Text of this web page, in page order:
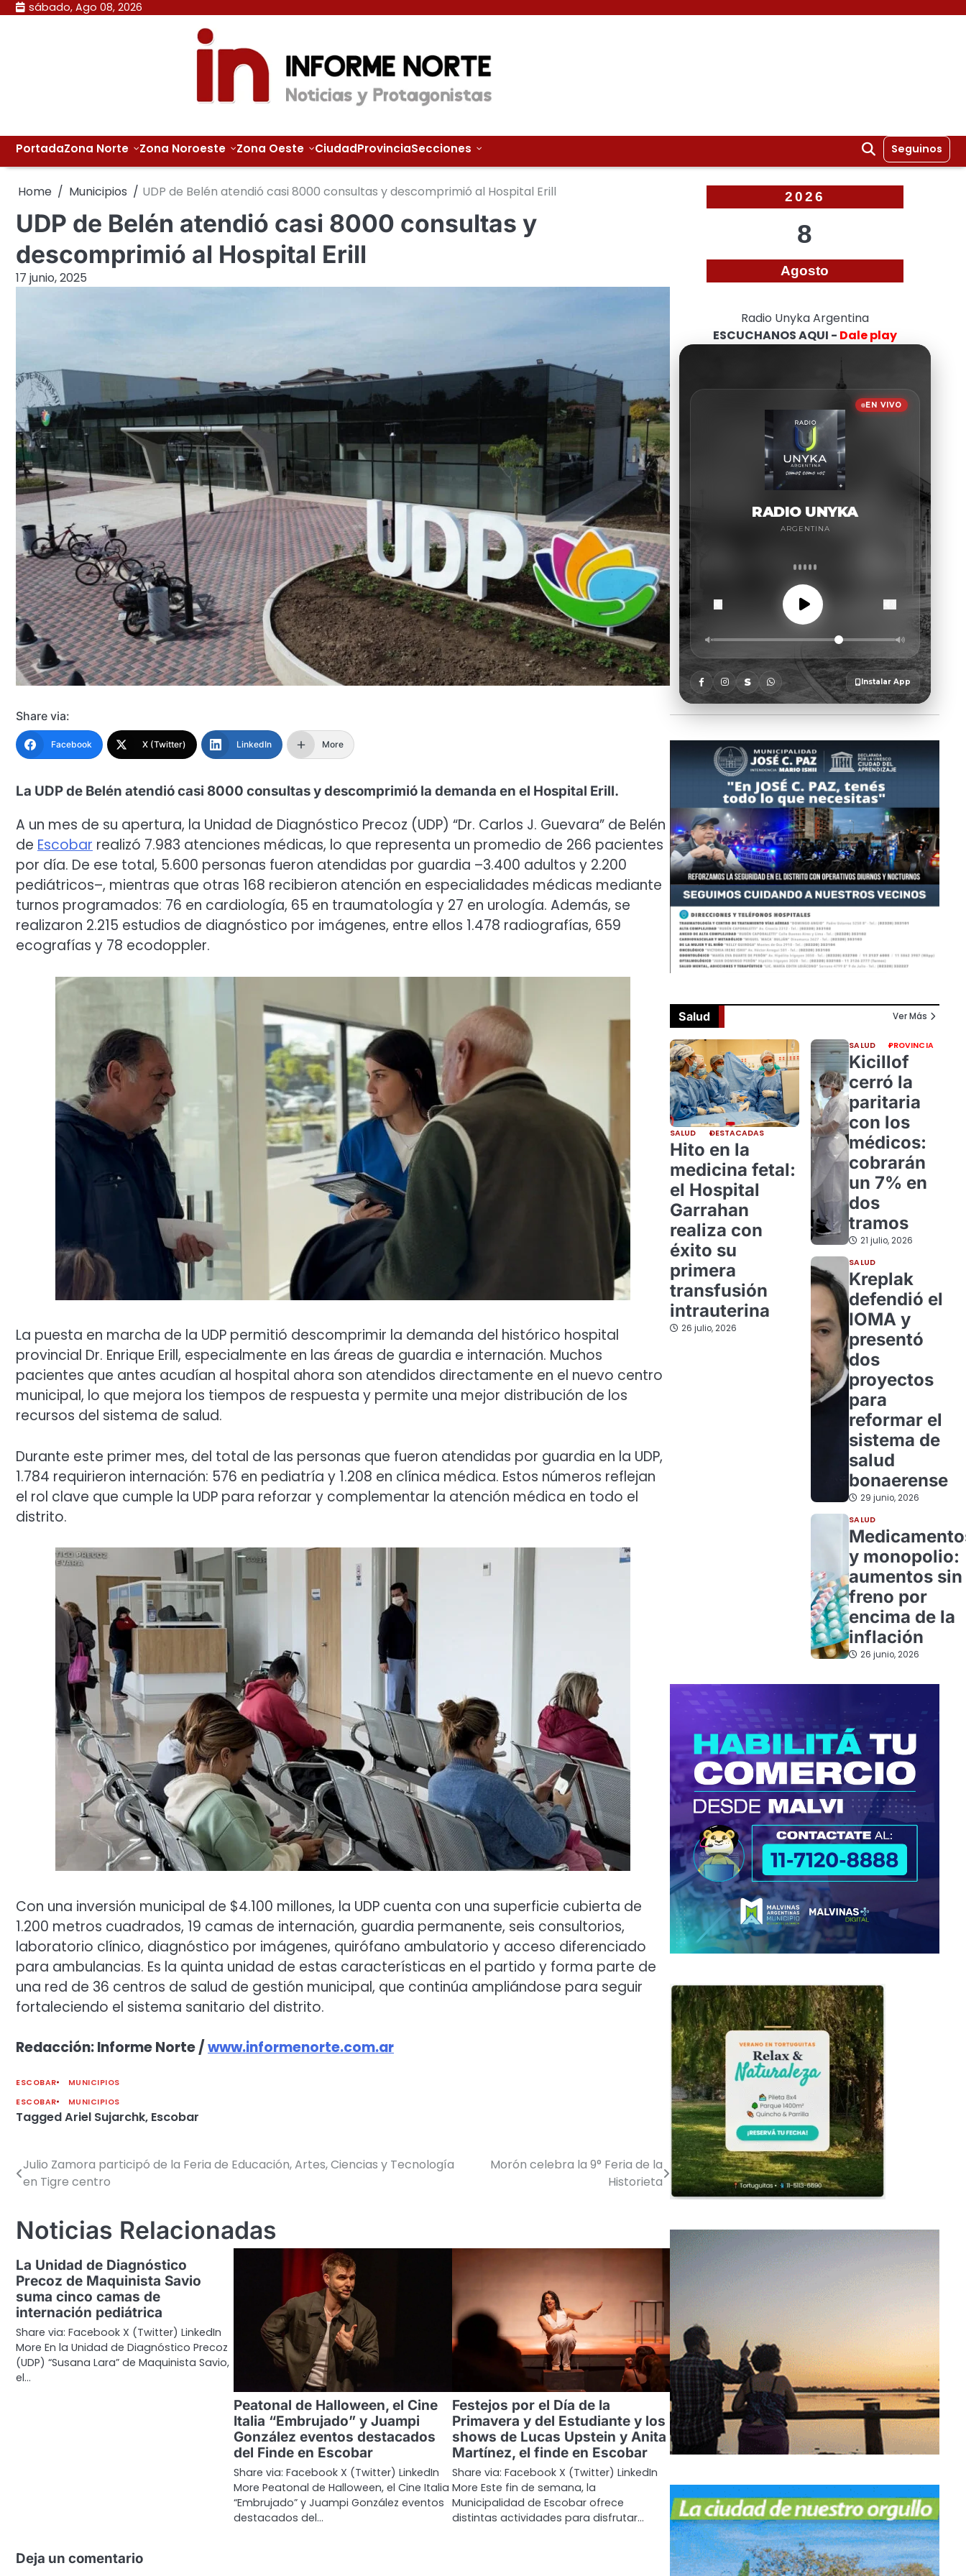
Skip sábado, Ago 08, 2026
PortadaZona Norte Zona Noroeste Zona Oeste CiudadProvinciaSecciones Seguinos
Home Municipios UDP de Belén atendió casi 8000 consultas y descomprimió al Hospital Erill
UDP de Belén atendió casi 8000 consultas y
descomprimió al Hospital Erill
17 junio, 2025
Share via:
Facebook X (Twitter) LinkedIn More
La UDP de Belén atendió casi 8000 consultas y descomprimió la demanda en el Hospital Erill.
A un mes de su apertura, la Unidad de Diagnóstico Precoz (UDP) “Dr. Carlos J. Guevara” de Belén
de Escobar realizó 7.983 atenciones médicas, lo que representa un promedio de 266 pacientes
por día. De ese total, 5.600 personas fueron atendidas por guardia –3.400 adultos y 2.200
pediátricos–, mientras que otras 168 recibieron atención en especialidades médicas mediante
turnos programados: 76 en cardiología, 65 en traumatología y 27 en urología. Además, se
realizaron 2.215 estudios de diagnóstico por imágenes, entre ellos 1.478 radiografías, 659
ecografías y 78 ecodoppler.
La puesta en marcha de la UDP permitió descomprimir la demanda del histórico hospital
provincial Dr. Enrique Erill, especialmente en las áreas de guardia e internación. Muchos
pacientes que antes acudían al hospital ahora son atendidos directamente en el nuevo centro
municipal, lo que mejora los tiempos de respuesta y permite una mejor distribución de los
recursos del sistema de salud.
Durante este primer mes, del total de las personas que fueron atendidas por guardia en la UDP,
1.784 requirieron internación: 576 en pediatría y 1.208 en clínica médica. Estos números reflejan
el rol clave que cumple la UDP para reforzar y complementar la atención médica en todo el
distrito.
Con una inversión municipal de $4.100 millones, la UDP cuenta con una superficie cubierta de
1.200 metros cuadrados, 19 camas de internación, guardia permanente, seis consultorios,
laboratorio clínico, diagnóstico por imágenes, quirófano ambulatorio y acceso diferenciado
para ambulancias. Es la quinta unidad de estas características en el partido y forma parte de
una red de 36 centros de salud de gestión municipal, que continúa ampliándose para seguir
fortaleciendo el sistema sanitario del distrito.
Redacción: Informe Norte /www.informenorte.com.ar
ESCOBAR
MUNICIPIOS
ESCOBAR
MUNICIPIOS
TaggedAriel Sujarchk, Escobar
Navegación
entradas
Julio Zamora participó de la Feria de Educación, Artes, Ciencias y Tecnología
en Tigre centro
Morón celebra la 9° Feria de la
Historieta
Noticias Relacionadas
La Unidad de Diagnóstico
Precoz de Maquinista Savio
suma cinco camas de
internación pediátrica
Share via: Facebook X (Twitter) LinkedIn
More En la Unidad de Diagnóstico Precoz
(UDP) “Susana Lara” de Maquinista Savio,
el…
Peatonal de Halloween, el Cine
Italia “Embrujado” y Juampi
González eventos destacados
del Finde en Escobar
Share via: Facebook X (Twitter) LinkedIn
More Peatonal de Halloween, el Cine Italia
“Embrujado” y Juampi González eventos
destacados del…
Festejos por el Día de la
Primavera y del Estudiante y los
shows de Lucas Upstein y Anita
Martínez, el finde en Escobar
Share via: Facebook X (Twitter) LinkedIn
More Este fin de semana, la
Municipalidad de Escobar ofrece
distintas actividades para disfrutar…
Deja un comentario
2026
8
Agosto
Radio Unyka Argentina
ESCUCHANOS AQUI - Dale play
Salud Ver Más
SALUD DESTACADAS
Hito en la
medicina fetal:
el Hospital
Garrahan
realiza con
éxito su
primera
transfusión
intrauterina
26 julio, 2026
SALUD PROVINCIA
Kicillof
cerró la
paritaria
con los
médicos:
cobrarán
un 7% en
dos
tramos
21 julio, 2026
SALUD
Kreplak
defendió el
IOMA y
presentó
dos
proyectos
para
reformar el
sistema de
salud
bonaerense
29 junio, 2026
SALUD
y monopolio:
aumentos sin
freno por
encima de la
inflación
26 junio, 2026